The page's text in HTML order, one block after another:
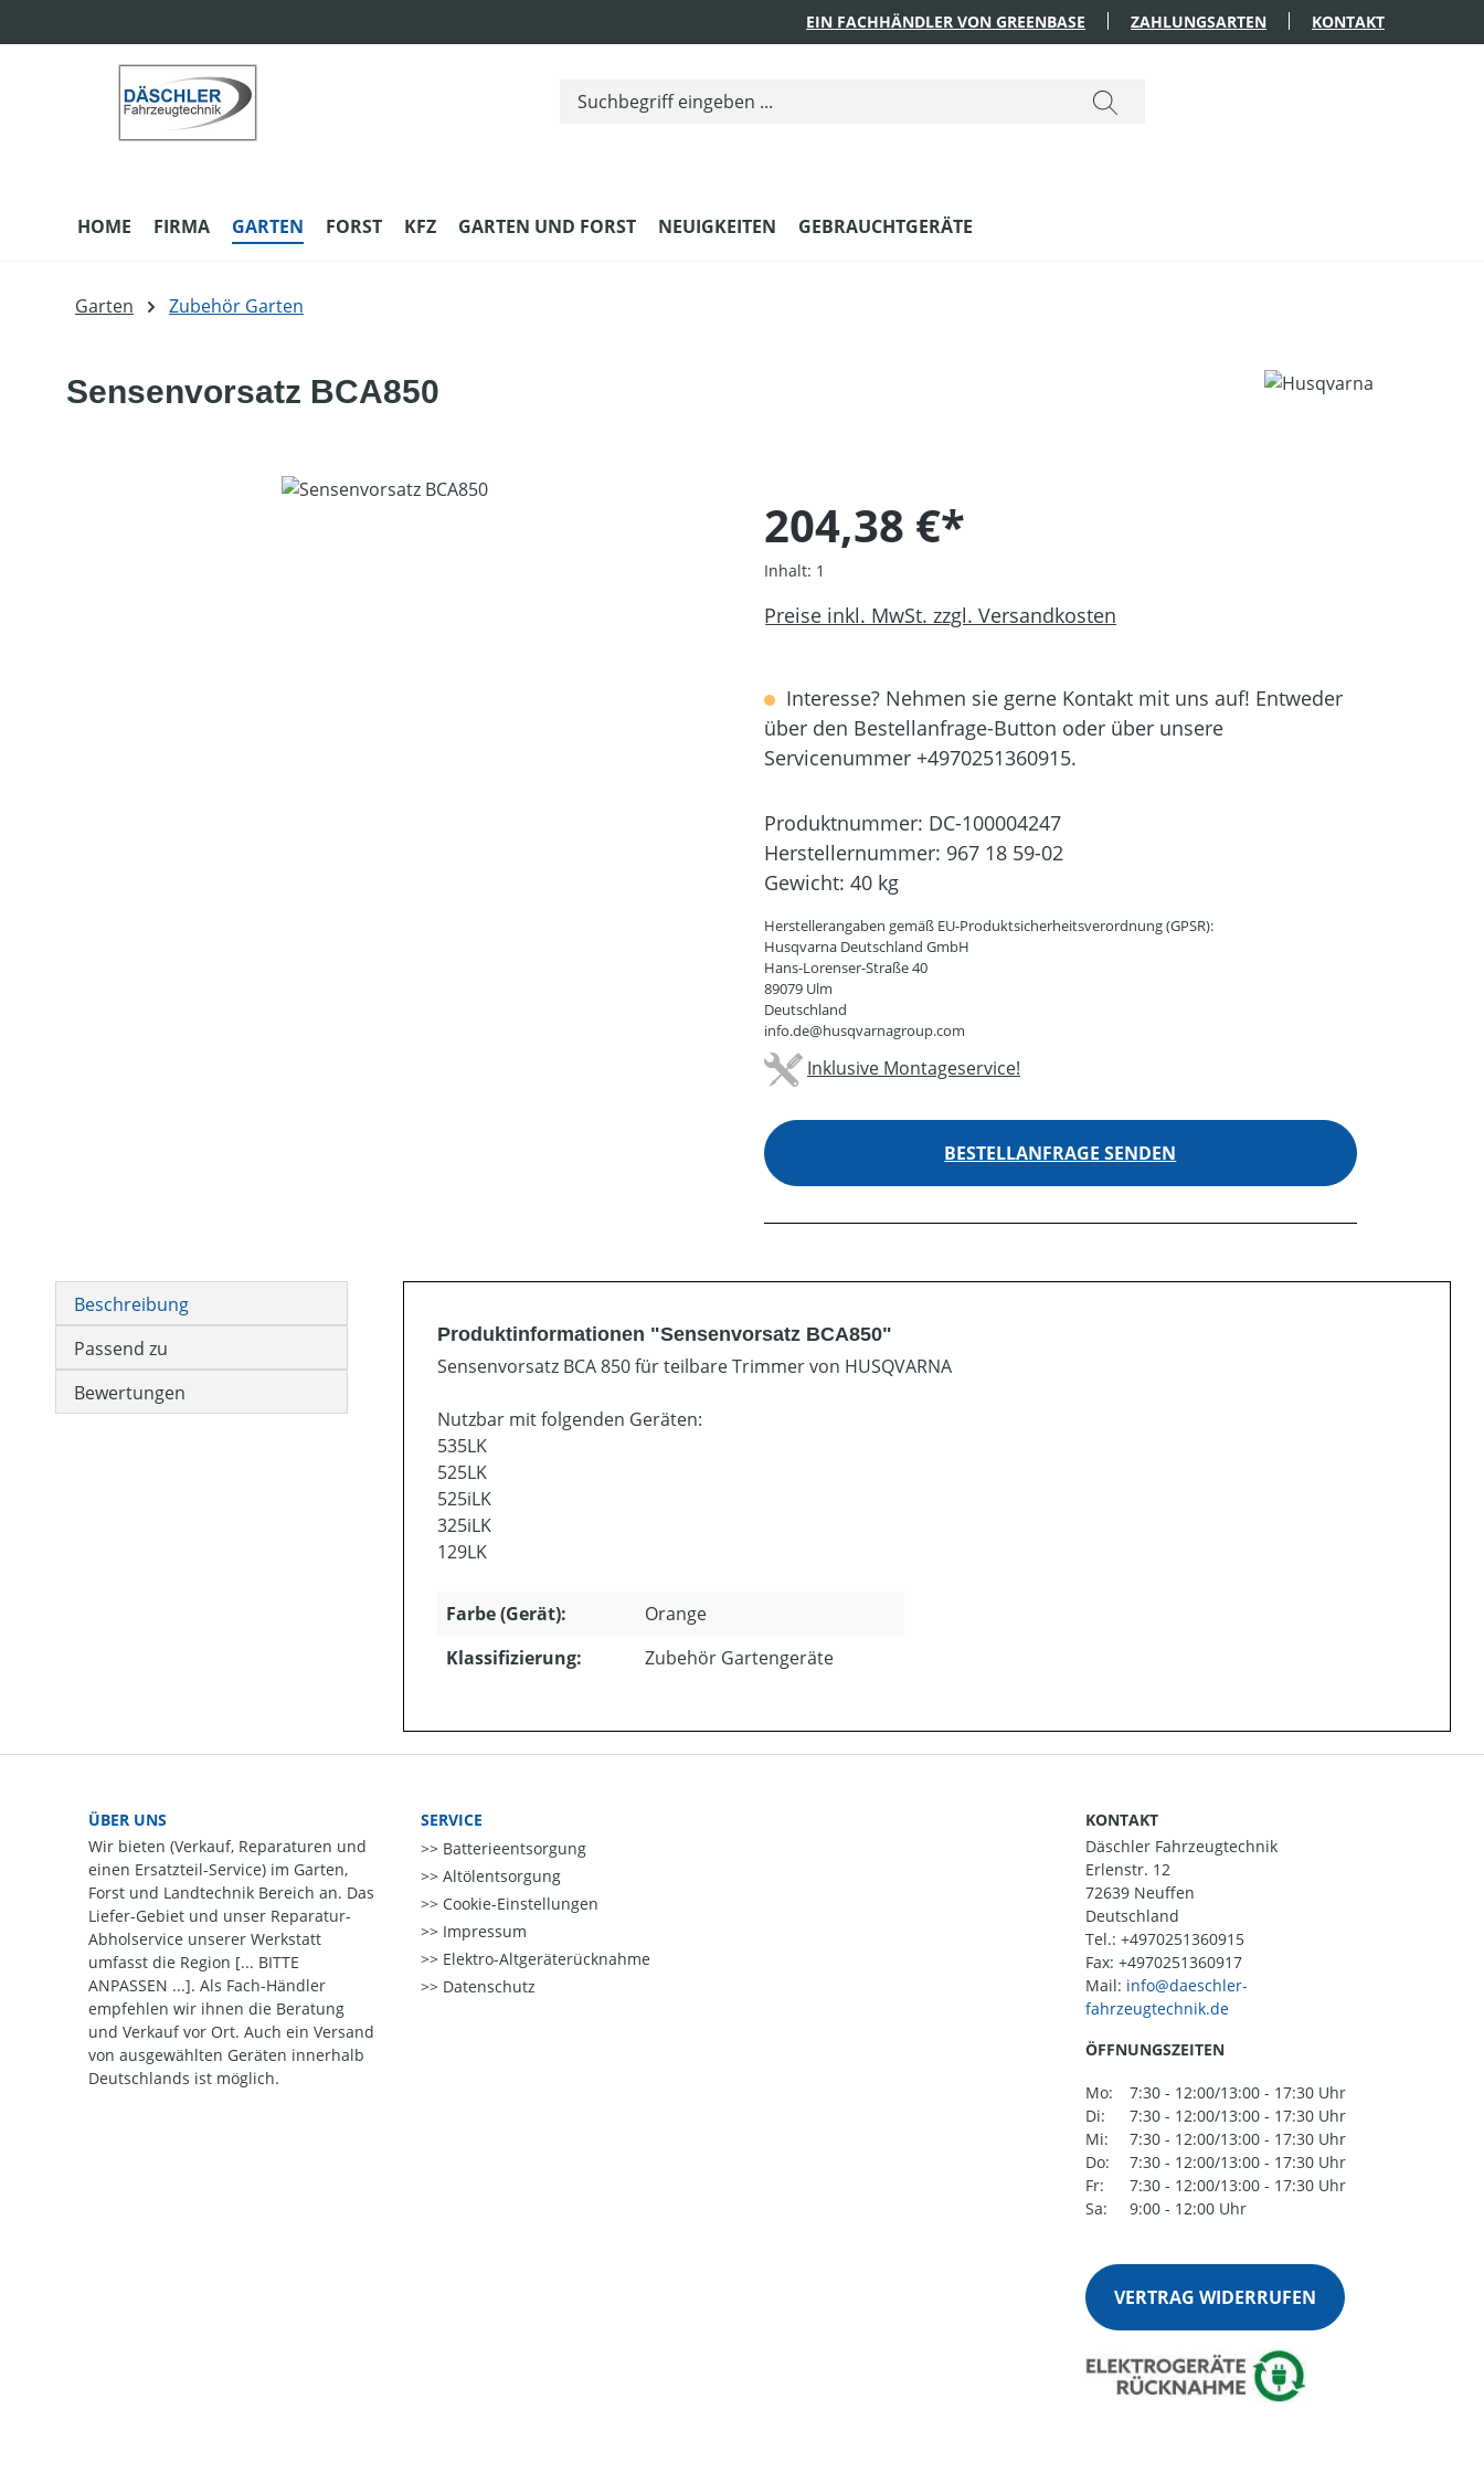
EIN FACHHÄNDLER VON GREENBASE ZAHLUNGSARTEN KONTAKT
HOME FIRMA GARTEN FORST KFZ GARTEN UND FORST NEUIGKEITEN GEBRAUCHTGERÄTE
Garten Zubehör Garten
Sensenvorsatz BCA850
204,38 €*
Inhalt: 1
Preise inkl. MwSt. zzgl. Versandkosten
Interesse? Nehmen sie gerne Kontakt mit uns auf! Entweder
über den Bestellanfrage-Button oder über unsere
Servicenummer +4970251360915.
Produktnummer: DC-100004247
Herstellernummer: 967 18 59-02
Gewicht: 40 kg
Herstellerangaben gemäß EU-Produktsicherheitsverordnung (GPSR):
Husqvarna Deutschland GmbH
Hans-Lorenser-Straße 40
89079 Ulm
Deutschland
info.de@husqvarnagroup.com
Inklusive Montageservice!
BESTELLANFRAGE SENDEN
Beschreibung
Passend zu
Bewertungen
Produktinformationen "Sensenvorsatz BCA850"
Sensenvorsatz BCA 850 für teilbare Trimmer von HUSQVARNA
Nutzbar mit folgenden Geräten:
535LK
525LK
525iLK
325iLK
129LK
Farbe (Gerät):
Orange
Klassifizierung:
Zubehör Gartengeräte
ÜBER UNS
Wir bieten (Verkauf, Reparaturen und
einen Ersatzteil-Service) im Garten,
Forst und Landtechnik Bereich an. Das
Liefer-Gebiet und unser Reparatur-
Abholservice unserer Werkstatt
umfasst die Region [... BITTE
ANPASSEN ...]. Als Fach-Händler
empfehlen wir ihnen die Beratung
und Verkauf vor Ort. Auch ein Versand
von ausgewählten Geräten innerhalb
Deutschlands ist möglich.
SERVICE
Batterieentsorgung
Altölentsorgung
Cookie-Einstellungen
Impressum
Elektro-Altgeräterücknahme
Datenschutz
KONTAKT
Däschler Fahrzeugtechnik
Erlenstr. 12
72639 Neuffen
Deutschland
Tel.: +4970251360915
Fax: +4970251360917
Mail:
ÖFFNUNGSZEITEN
Mo:
7:30 - 12:00/13:00 - 17:30 Uhr
Di:
7:30 - 12:00/13:00 - 17:30 Uhr
Mi:
7:30 - 12:00/13:00 - 17:30 Uhr
Do:
7:30 - 12:00/13:00 - 17:30 Uhr
Fr:
7:30 - 12:00/13:00 - 17:30 Uhr
Sa:
9:00 - 12:00 Uhr
VERTRAG WIDERRUFEN